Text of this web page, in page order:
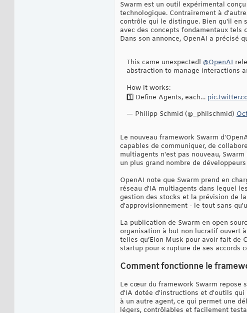
Swarm est un outil expérimental
technologique. Contrairement à
contrôle qui le distingue. Bien qu'il en
avec des concepts fondamentaux
Dans son annonce, OpenAI a précisé
This came unexpected! @OpenAI
abstraction to manage interactions
How it works:
1️⃣ Define Agents, each…
— Philipp Schmid (@_philschmid)
Le nouveau framework Swarm
capables de communiquer, de
multiagents n'est pas nouveau,
un plus grand nombre de
OpenAI note que Swarm prend en
réseau d'IA multiagents dans lequel
gestion des stocks et la prévision de
d'approvisionnement - le tout sans
La publication de Swarm en open
organisation à but non lucratif ouvert
telles qu’Elon Musk pour avoir fait de
startup pour « rupture de ses accords
Comment fonctionne le
Le cœur du framework Swarm repose
d'IA dotée d'instructions et d'outils qui
à un autre agent, ce qui permet une
légers, contrôlables et facilement